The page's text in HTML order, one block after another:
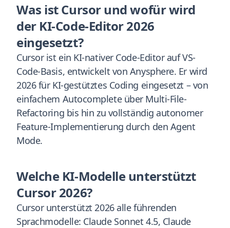
Was ist Cursor und wofür wird
der KI-Code-Editor 2026
eingesetzt?
Cursor ist ein KI-nativer Code-Editor auf VS-
Code-Basis, entwickelt von Anysphere. Er wird
2026 für KI-gestütztes Coding eingesetzt – von
einfachem Autocomplete über Multi-File-
Refactoring bis hin zu vollständig autonomer
Feature-Implementierung durch den Agent
Mode.
Welche KI-Modelle unterstützt
Cursor 2026?
Cursor unterstützt 2026 alle führenden
Sprachmodelle: Claude Sonnet 4.5, Claude